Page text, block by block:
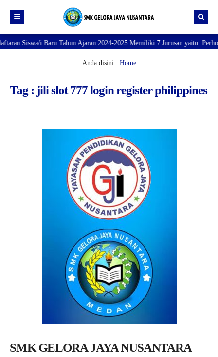
Beranda
PROFILE SEKOLAH
VISI dan MISI
Direktori
DATA SISWA
JURUSAN
Siswa/i Baru Tahun Ajaran 2024-2025 Memiliki 7 Jurusan yaitu:
Anda disini : Home
Tag : jili slot 777 login register philippines
SMK GELORA JAYA NUSANTARA